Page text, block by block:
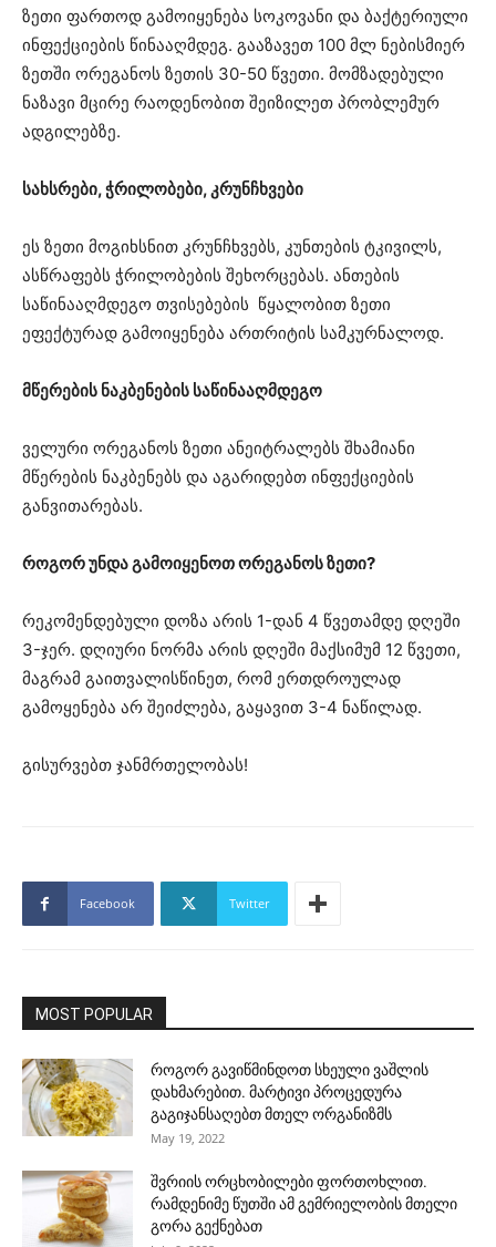
ზეთი ფართოდ გამოიყენება სოკოვანი და ბაქტერიული
ინფექციების წინააღმდეგ. გააზავეთ 100 მლ ნებისმიერ
ზეთში ორეგანოს ზეთის 30-50 წვეთი. მომზადებული
ნაზავი მცირე რაოდენობით შეიზილეთ პრობლემურ
ადგილებზე.
სახსრები, ჭრილობები, კრუნჩხვები
ეს ზეთი მოგიხსნით კრუნჩხვებს, კუნთების ტკივილს,
ასწრაფებს ჭრილობების შეხორცებას. ანთების
საწინააღმდეგო თვისებების წყალობით ზეთი
ეფექტურად გამოიყენება ართრიტის სამკურნალოდ.
მწერების ნაკბენების საწინააღმდეგო
ველური ორეგანოს ზეთი ანეიტრალებს შხამიანი
მწერების ნაკბენებს და აგარიდებთ ინფექციების
განვითარებას.
როგორ უნდა გამოიყენოთ ორეგანოს ზეთი?
რეკომენდებული დოზა არის 1-დან 4 წვეთამდე დღეში
3-ჯერ. დღიური ნორმა არის დღეში მაქსიმუმ 12 წვეთი,
მაგრამ გაითვალისწინეთ, რომ ერთდროულად
გამოყენება არ შეიძლება, გაყავით 3-4 ნაწილად.
გისურვებთ ჯანმრთელობას!
Facebook Twitter
MOST POPULAR
როგორ გავიწმინდოთ სხეული ვაშლის
დახმარებით. მარტივი პროცედურა
გაგიჯანსაღებთ მთელ ორგანიზმს
May 19, 2022
შვრიის ორცხობილები ფორთოხლით.
რამდენიმე წუთში ამ გემრიელობის მთელი
გორა გექნებათ